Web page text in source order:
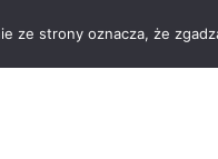
ze strony oznacza, że